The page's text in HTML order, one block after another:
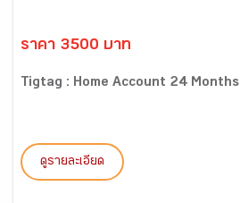
ราคา 3500 บาท
Tigtag : Home Account 24 Months
ดูรายละเอียด